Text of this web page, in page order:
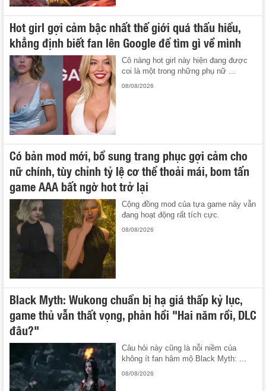
Hot girl gợi cảm bậc nhất thế giới quá thấu hiểu,
khẳng định biết fan lên Google để tìm gì về mình
Cô nàng hot girl này hiện đang được
coi là một trong những phụ nữ ...
08/08/2026
Có bản mod mới, bổ sung trang phục gợi cảm cho
nữ chính, tùy chỉnh tỷ lệ cơ thể thoải mái, bom tấn
game AAA bất ngờ hot trở lại
Cộng đồng mod của tựa game này vẫn
đang hoạt động rất tích cực.
08/08/2026
Black Myth: Wukong chuẩn bị hạ giá thấp kỷ lục,
game thủ vẫn thất vọng, phản hồi "Hai năm rồi, DLC
đâu?"
Câu hỏi này cũng là nỗi niềm của
không ít fan hâm mộ Black Myth: ...
08/08/2026